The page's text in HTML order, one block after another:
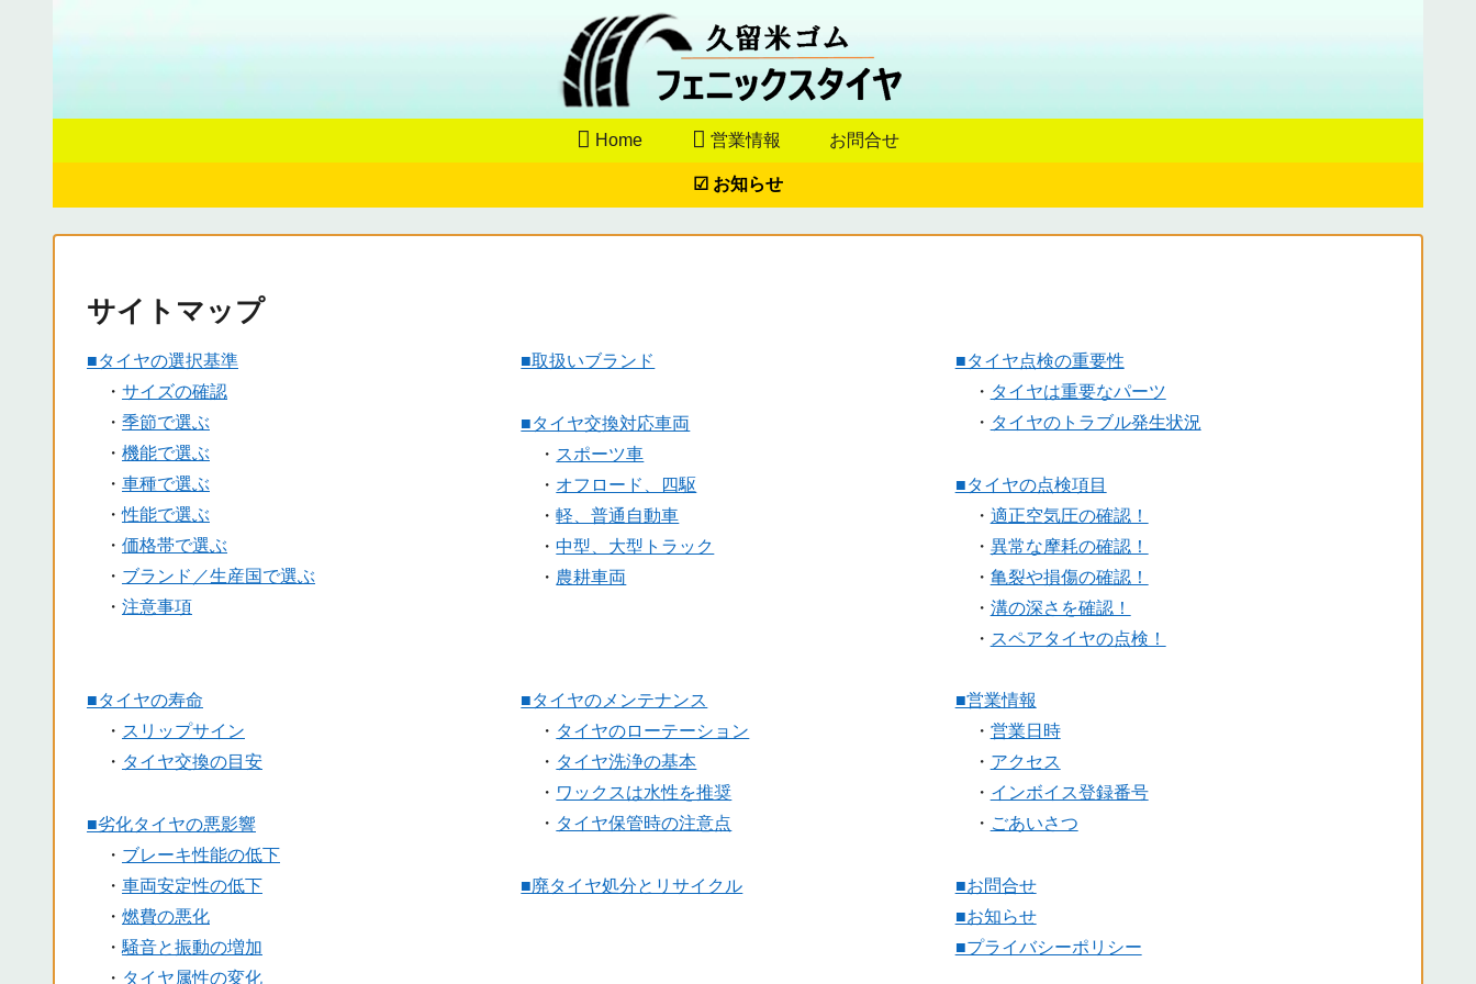
Home 営業情報 お問合せ
☑ お知らせ
サイトマップ
■タイヤの選択基準
・ サイズの確認
・ 季節で選ぶ
・ 機能で選ぶ
・ 車種で選ぶ
・性能で選ぶ
・ 価格帯で選ぶ
・ ブランド／生産国で選ぶ
・ 注意事項
■取扱いブランド
■タイヤ交換対応車両
・ スポーツ車
・ オフロード、四駆
・軽、普通自動車
・中型、大型トラック
・ 農耕車両
■タイヤ点検の重要性
・ タイヤは重要なパーツ
・ タイヤのトラブル発生状況
■タイヤの点検項目
・ 適正空気圧の確認！
・ 異常な摩耗の確認！
・ 亀裂や損傷の確認！
・ 溝の深さを確認！
・ スペアタイヤの点検！
■タイヤの寿命
・ スリップサイン
・ タイヤ交換の目安
■劣化タイヤの悪影響
・ ブレーキ性能の低下
・ 車両安定性の低下
・ 燃費の悪化
・ 騒音と振動の増加
・ タイヤ属性の変化
■タイヤのメンテナンス
・ タイヤのローテーション
・ タイヤ洗浄の基本
・ ワックスは水性を推奨
・ タイヤ保管時の注意点
■廃タイヤ処分とリサイクル
■営業情報
・ 営業日時
・ アクセス
・ インボイス登録番号
・ ごあいさつ
■お問合せ
■お知らせ
■プライバシーポリシー